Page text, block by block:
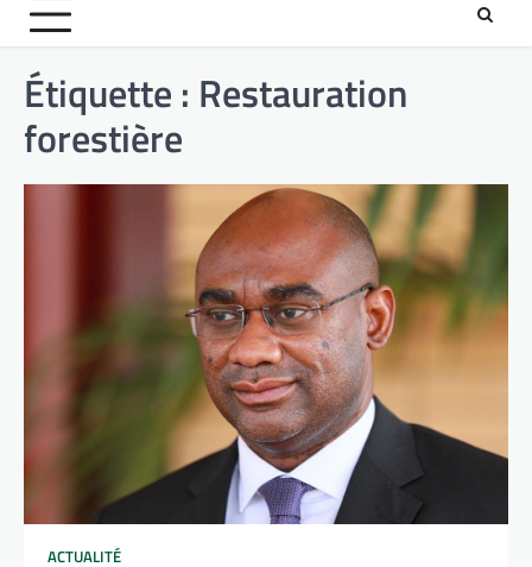
Étiquette : Restauration
forestière
ACTUALITÉ